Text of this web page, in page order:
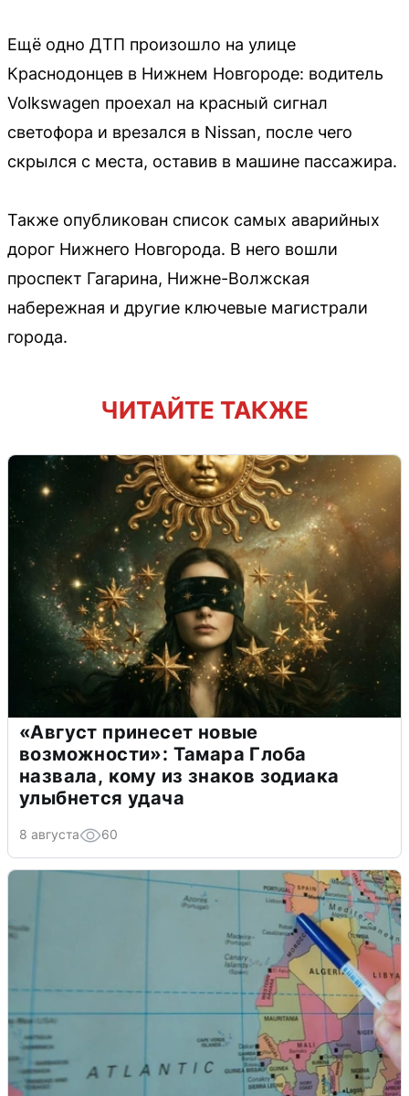
Ещё одно ДТП произошло на улице
Краснодонцев в Нижнем Новгороде: водитель
Volkswagen проехал на красный сигнал
светофора и врезался в Nissan, после чего
скрылся с места, оставив в машине пассажира.
Также опубликован список самых аварийных
дорог Нижнего Новгорода. В него вошли
проспект Гагарина, Нижне-Волжская
набережная и другие ключевые магистрали
города.
ЧИТАЙТЕ ТАКЖЕ
«Август принесет новые
возможности»: Тамара Глоба
назвала, кому из знаков зодиака
улыбнется удача
8 августа 60